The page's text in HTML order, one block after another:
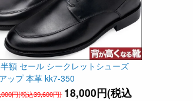
半額 セール シークレットシューズ
ップ 本革 kk7-350
円(税込39,600円) 18,000円(税込